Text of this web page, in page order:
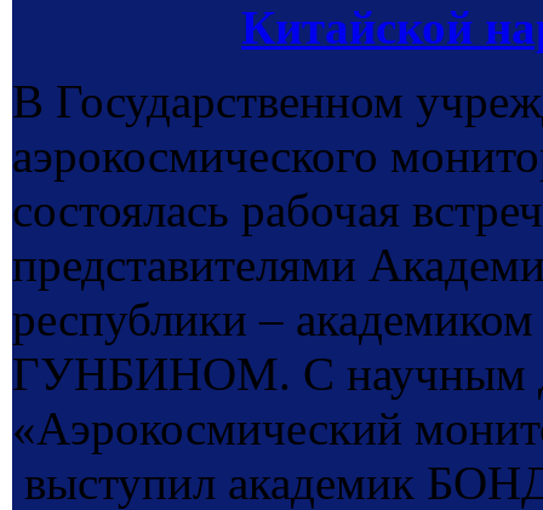
Китайской
В Государственном
аэрокосмического
состоялась рабочая
представителями
республики –
ГУНБИНОМ. С научным
«Аэрокосмический
выступил академик